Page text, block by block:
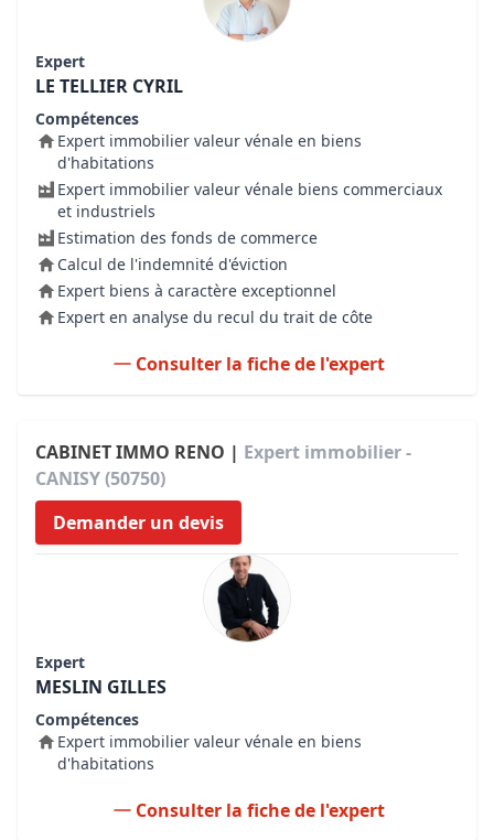
Expert
LE TELLIER CYRIL
Compétences
Expert immobilier valeur vénale en biens
d'habitations
Expert immobilier valeur vénale biens commerciaux
et industriels
Estimation des fonds de commerce
Calcul de l'indemnité d'éviction
Expert biens à caractère exceptionnel
Expert en analyse du recul du trait de côte
Consulter la fiche de l'expert
CABINET IMMO RENO | Expert immobilier -
CANISY (50750)
Demander un devis
Expert
MESLIN GILLES
Compétences
Expert immobilier valeur vénale en biens
d'habitations
Consulter la fiche de l'expert